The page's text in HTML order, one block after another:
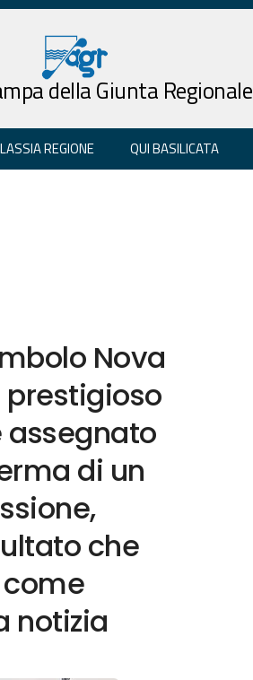
della Giunta Regionale
REGIONE QUI BASILICATA
Nova
di un
che
notizia